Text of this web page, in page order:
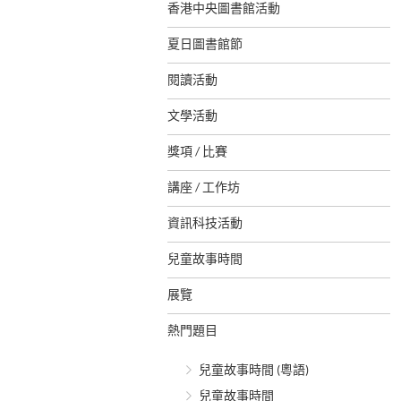
香港中央圖書館活動
夏日圖書館節
閱讀活動
文學活動
獎項 / 比賽
講座 / 工作坊
資訊科技活動
兒童故事時間
展覽
熱門題目
兒童故事時間 (粵語)
兒童故事時間